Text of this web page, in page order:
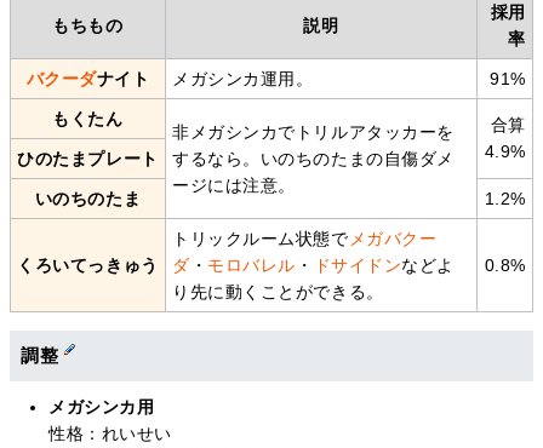
もちもの 説明
採用
率
バクーダナイト メガシンカ運用。 91%
もくたん
非メガシンカでトリルアタッカーを
するなら。いのちのたまの自傷ダメ
ージには注意。
合算
4.9%
ひのたまプレート
いのちのたま 1.2%
くろいてっきゅう
トリックルーム状態で メガバクー
ダ ・ モロバレル ・ ドサイドンなどよ
り先に動くことができる。
0.8%
調整
メガシンカ用
性格：れいせい